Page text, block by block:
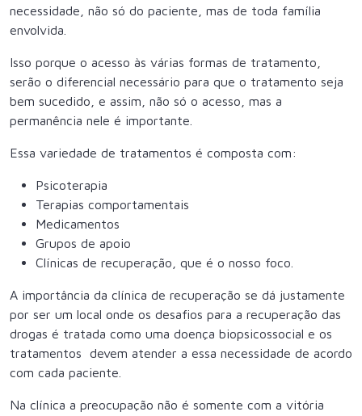
necessidade, não só do paciente, mas de toda família
envolvida.
Isso porque o acesso às várias formas de tratamento,
serão o diferencial necessário para que o tratamento seja
bem sucedido, e assim, não só o acesso, mas a
permanência nele é importante.
Essa variedade de tratamentos é composta com:
Psicoterapia
Terapias comportamentais
Medicamentos
Grupos de apoio
Clínicas de recuperação, que é o nosso foco.
A importância da clínica de recuperação se dá justamente
por ser um local onde os desafios para a recuperação das
drogas é tratada como uma doença biopsicossocial e os
tratamentos devem atender a essa necessidade de acordo
com cada paciente.
Na clínica a preocupação não é somente com a vitória